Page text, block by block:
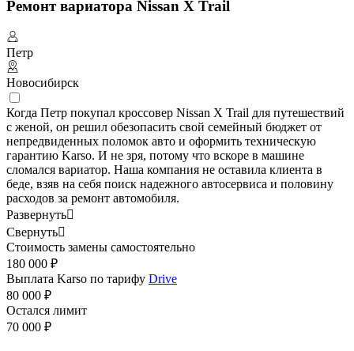
Ремонт вариатора Nissan X Trail
Петр
Новосибирск
Когда Петр покупал кроссовер Nissan X Trail для путешествий
с женой, он решил обезопасить свой семейный бюджет от
непредвиденных поломок авто и оформить техническую
гарантию Karso. И не зря, потому что вскоре в машине
сломался вариатор. Наша компания не оставила клиента в
беде, взяв на себя поиск надежного автосервиса и половину
расходов за ремонт автомобиля.
Развернуть
Свернуть
Стоимость замены самостоятельно
180 000 ₽
Выплата Karso по тарифу Drive
80 000 ₽
Остался лимит
70 000 ₽